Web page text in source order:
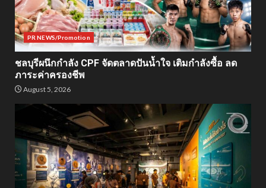
PR NEWS/Promotion
ชลบุรีผนึกกำลัง CPF จัดตลาดปันน้ำใจ เติมกำลังซื้อ ลด
ภาระค่าครองชีพ
August 5, 2026